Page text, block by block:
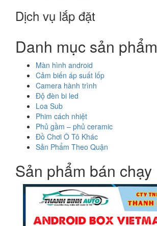
Dịch vụ lắp đặt
Danh mục sản phẩm
Màn hình android
Cảm biến áp suất lốp
Camera hành trình
Độ đèn bi led
Loa Sub
Phim cách nhiệt
Phủ gầm – phủ ceramic
Đồ Chơi Ô Tô Khác
Sản Phẩm Theo Quận
Sản phẩm bán chạy